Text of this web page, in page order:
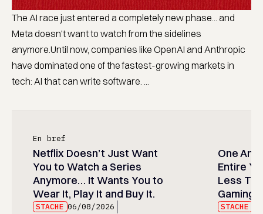
The AI race just entered a completely new phase... and
Meta doesn't want to watch from the sidelines
anymore.Until now, companies like OpenAI and Anthropic
have dominated one of the fastest-growing markets in
tech: AI that can write software. ...
En bref
Netflix Doesn’t Just Want
You to Watch a Series
Anymore… It Wants You to
Wear It, Play It and Buy It.
STACHE 06/08/2026
One
Entire
Less
Gaming
STACHE